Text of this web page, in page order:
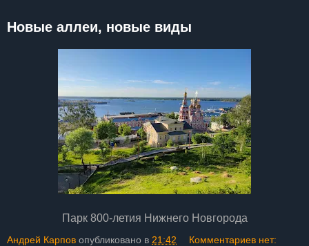
Новые аллеи, новые виды
Парк 800-летия Нижнего Новгорода
Андрей Карпов опубликовано в 21:42 Комментариев нет: